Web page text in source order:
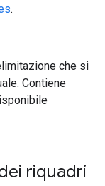
.
che si
Contiene
riquadri